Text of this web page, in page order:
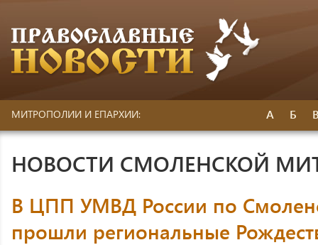
МИТРОПОЛИИ И ЕПАРХИИ: А Б
НОВОСТИ СМОЛЕНСКОЙ
В ЦПП УМВД России по
прошли региональные